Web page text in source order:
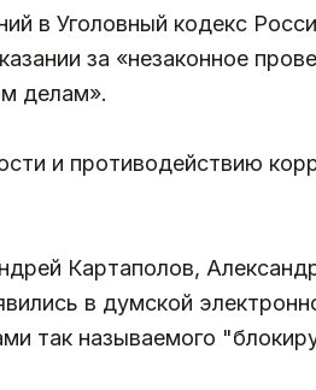
в Уголовный кодекс
за «незаконное
делам».
и противодействию
Картаполов,
в думской
так называемого